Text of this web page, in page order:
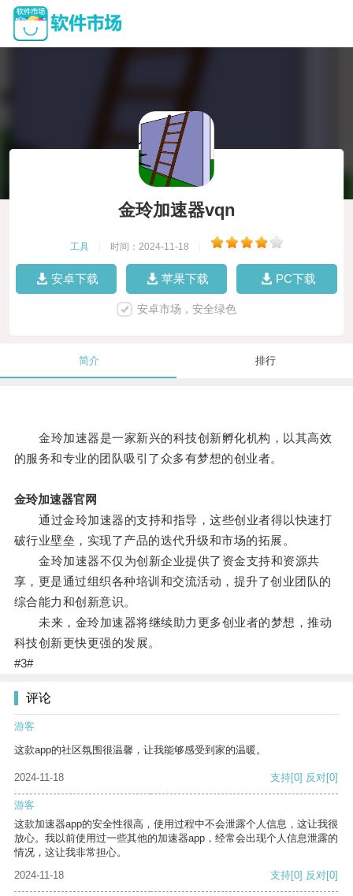
金玲加速器vqn
工具 时间：2024-11-18
安卓下载 苹果下载 PC下载
安卓市场，安全绿色
简介 排行
金玲加速器是一家新兴的科技创新孵化机构，以其高效
的服务和专业的团队吸引了众多有梦想的创业者。
金玲加速器官网
通过金玲加速器的支持和指导，这些创业者得以快速打
破行业壁垒，实现了产品的迭代升级和市场的拓展。
金玲加速器不仅为创新企业提供了资金支持和资源共
享，更是通过组织各种培训和交流活动，提升了创业团队的
综合能力和创新意识。
未来，金玲加速器将继续助力更多创业者的梦想，推动
科技创新更快更强的发展。
#3#
评论
游客
这款app的社区氛围很温馨，让我能够感受到家的温暖。
2024-11-18 支持[0] 反对[0]
游客
这款加速器app的安全性很高，使用过程中不会泄露个人信息，这让我很
放心。我以前使用过一些其他的加速器app，经常会出现个人信息泄露的
情况，这让我非常担心。
2024-11-18
支持[0] 反对[0]